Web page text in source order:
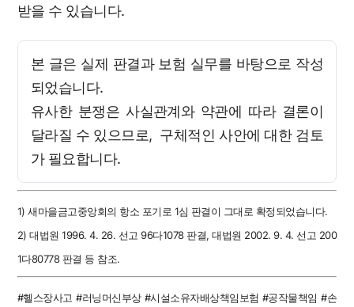
받을 수 있습니다.
본 글은 실제 판결과 보험 실무를 바탕으로 작성
되었습니다.
유사한 분쟁은 사실관계와 약관에 따라 결론이
달라질 수 있으므로, 구체적인 사안에 대한 검토
가 필요합니다.
1) 새마을금고중앙회의 항소 포기로 1심 판결이 그대로 확정되었습니다.
2) 대법원 1996. 4. 26. 선고 96다1078 판결, 대법원 2002. 9. 4. 선고 200
1다80778 판결 등 참조.
#헬스장사고 #러닝머신부상 #시설소유자배상책임보험 #공작물책임 #손